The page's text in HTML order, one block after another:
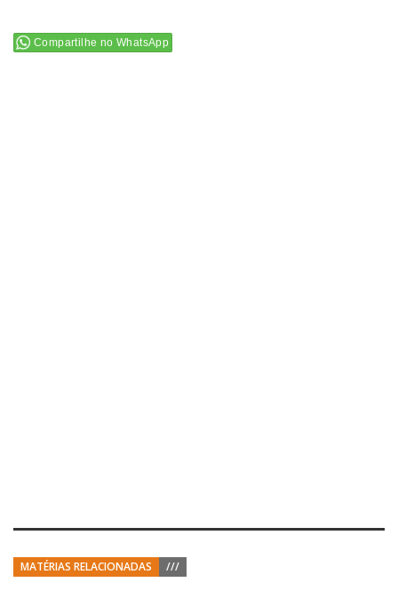
Compartilhe no WhatsApp
MATÉRIAS RELACIONADAS ///